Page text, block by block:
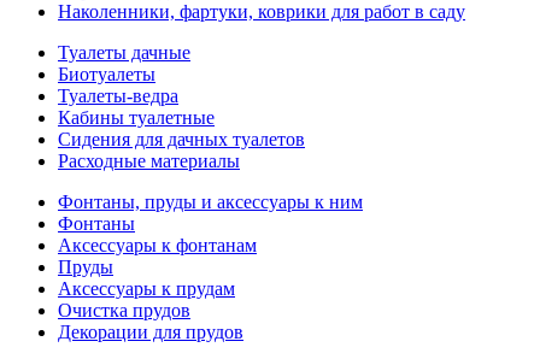
Наколенники, фартуки, коврики для работ в саду
Туалеты дачные
Биотуалеты
Туалеты-ведра
Кабины туалетные
Сидения для дачных туалетов
Расходные материалы
Фонтаны, пруды и аксессуары к ним
Фонтаны
Аксессуары к фонтанам
Пруды
Аксессуары к прудам
Очистка прудов
Декорации для прудов